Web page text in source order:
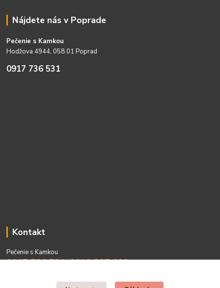
Nájdete nás v Poprade
Pečenie s Kamkou
Hodžova 4944, 058 01 Poprad
0917 736 531
Kontakt
Pečenie s Kamkou
0917 736 531, 0910 537 682